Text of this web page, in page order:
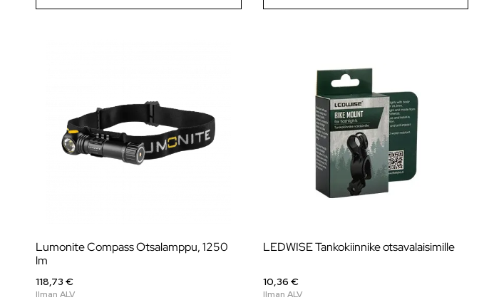
Lumonite Compass Otsalamppu, 1250
lm
118,73 €
LEDWISE Tankokiinnike otsavalaisimille
10,36 €